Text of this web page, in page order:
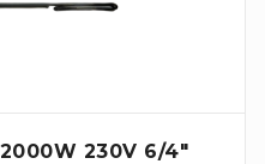
230V 6/4"